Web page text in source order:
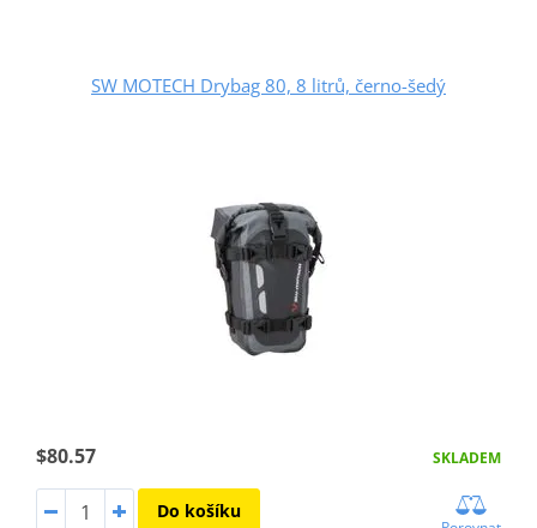
SW MOTECH Drybag 80, 8 litrů, černo-šedý
$80.57 SKLADEM
Do košíku